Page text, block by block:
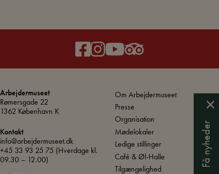
Arbejdermuseet
Rømersgade 22
1362 København K
Kontakt
info@arbejdermuseet.dk
+45 33 93 25 75 (Hverdage kl.
09.30 – 12.00)
Om Arbejdermuseet
Presse
Organisation
Mødelokaler
Ledige stillinger
Café & Øl-Halle
Tilgængelighed
Få nyheder